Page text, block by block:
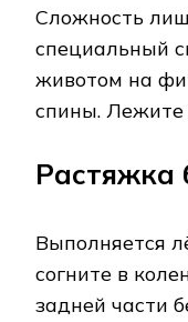
Сложность
специальный
животом на
спины. Лежите
Растяжка
Выполняется
согните в
задней части